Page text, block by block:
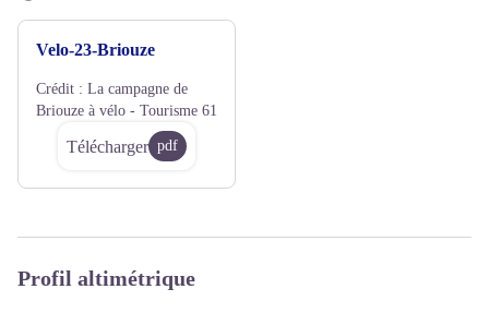
Velo-23-Briouze
Crédit : La campagne de
Briouze à vélo - Tourisme 61
Télécharger pdf
Profil altimétrique